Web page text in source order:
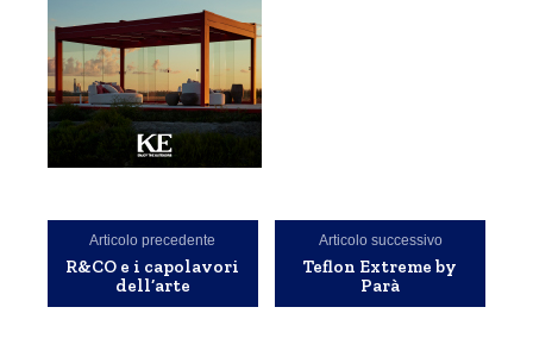
Articolo precedente
R&CO e i capolavori
dell’arte
Articolo successivo
Teflon Extreme by
Parà